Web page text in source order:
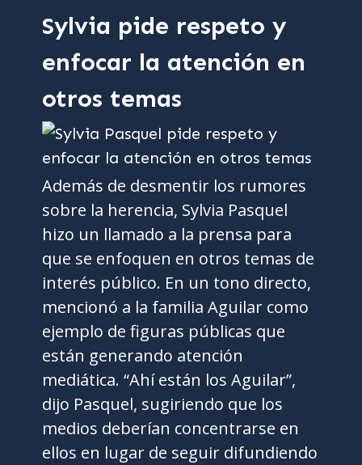
Sylvia pide respeto y
enfocar la atención en
otros temas
Además de desmentir los rumores
sobre la herencia, Sylvia Pasquel
hizo un llamado a la prensa para
que se enfoquen en otros temas de
interés público. En un tono directo,
mencionó a la familia Aguilar como
ejemplo de figuras públicas que
están generando atención
mediática. “Ahí están los Aguilar”,
dijo Pasquel, sugiriendo que los
medios deberían concentrarse en
ellos en lugar de seguir difundiendo